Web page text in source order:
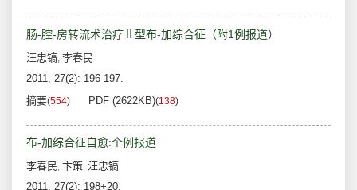
肠-腔-房转流术治疗Ⅱ型布-加综合征（附1例报道）
汪忠镐, 李春民
2011, 27(2): 196-197.
摘要(554) PDF (2622KB)(138)
布-加综合征自愈:个例报道
李春民, 卞策, 汪忠镐
2011, 27(2): 198+20.